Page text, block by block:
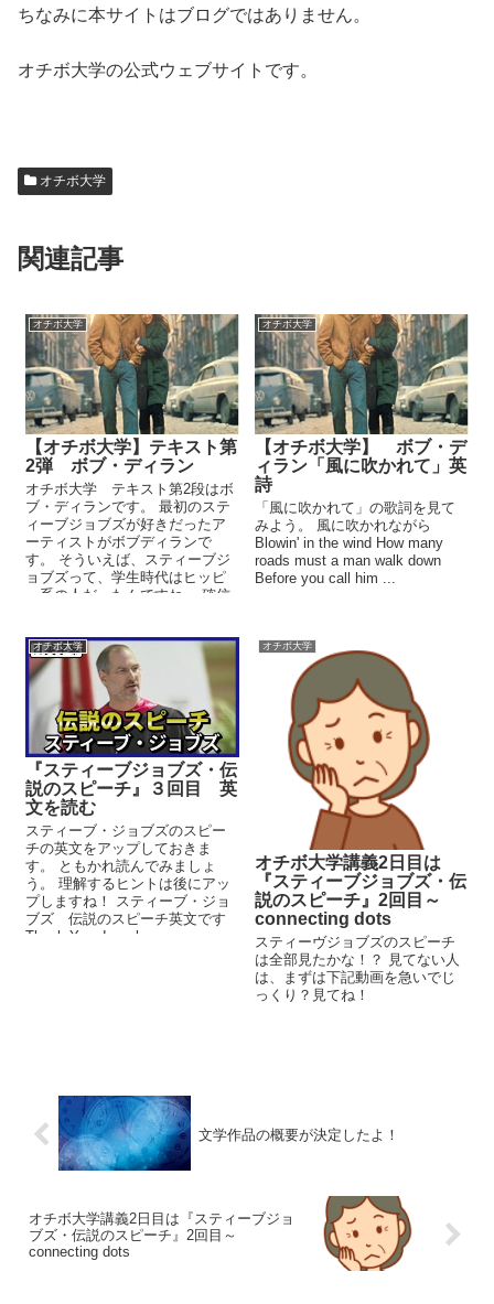
ちなみに本サイトはブログではありません。
オチボ大学の公式ウェブサイトです。
オチボ大学
関連記事
オチボ大学
【オチボ大学】テキスト第
2弾 ボブ・ディラン
オチボ大学 テキスト第2段はボ
ブ・ディランです。 最初のステ
ィーブジョブズが好きだったア
ーティストがボブディランで
す。 そういえば、スティーブジ
ョブズって、学生時代はヒッピ
ー系の人だったんですね。 確信
オチボ大学
【オチボ大学】 ボブ・デ
ィラン「風に吹かれて」英
詩
「風に吹かれて」の歌詞を見て
みよう。 風に吹かれながら
Blowin' in the wind How many
roads must a man walk down
Before you call him ...
オチボ大学
『スティーブジョブズ・伝
説のスピーチ』３回目 英
文を読む
スティーブ・ジョブズのスピー
チの英文をアップしておきま
す。 ともかれ読んでみましょ
う。 理解するヒントは後にアッ
プしますね！ スティーブ・ジョ
ブズ 伝説のスピーチ英文です
Thank You. I am honore...
オチボ大学
オチボ大学講義2日目は
『スティーブジョブズ・伝
説のスピーチ』2回目～
connecting dots
スティーヴジョブズのスピーチ
は全部見たかな！？ 見てない人
は、まずは下記動画を急いでじ
っくり？見てね！
文学作品の概要が決定したよ！
オチボ大学講義2日目は『スティーブジョ
ブズ・伝説のスピーチ』2回目～
connecting dots